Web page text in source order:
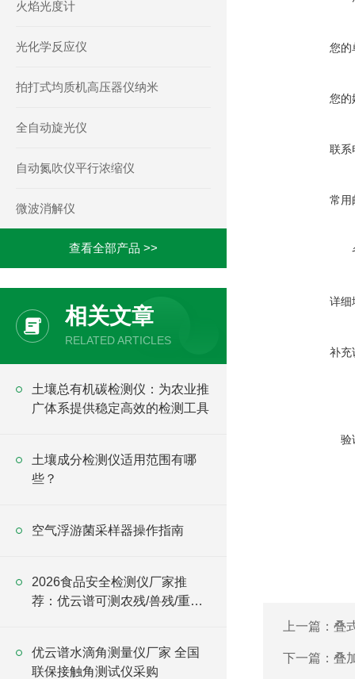
您的
您的
联系
常用
详细
补充
验
上一篇： 叠
下一篇： 叠
火焰光度计
光化学反应仪
拍打式均质机高压器仪纳米
全自动旋光仪
自动氮吹仪平行浓缩仪
微波消解仪
查看全部产品 >>
相关文章
RELATED ARTICLES
土壤总有机碳检测仪：为农业推
广体系提供稳定高效的检测工具
土壤成分检测仪适用范围有哪
些？
空气浮游菌采样器操作指南
2026食品安全检测仪厂家推
荐：优云谱可测农残/兽残/重金
优云谱水滴角测量仪厂家 全国
联保接触角测试仪采购